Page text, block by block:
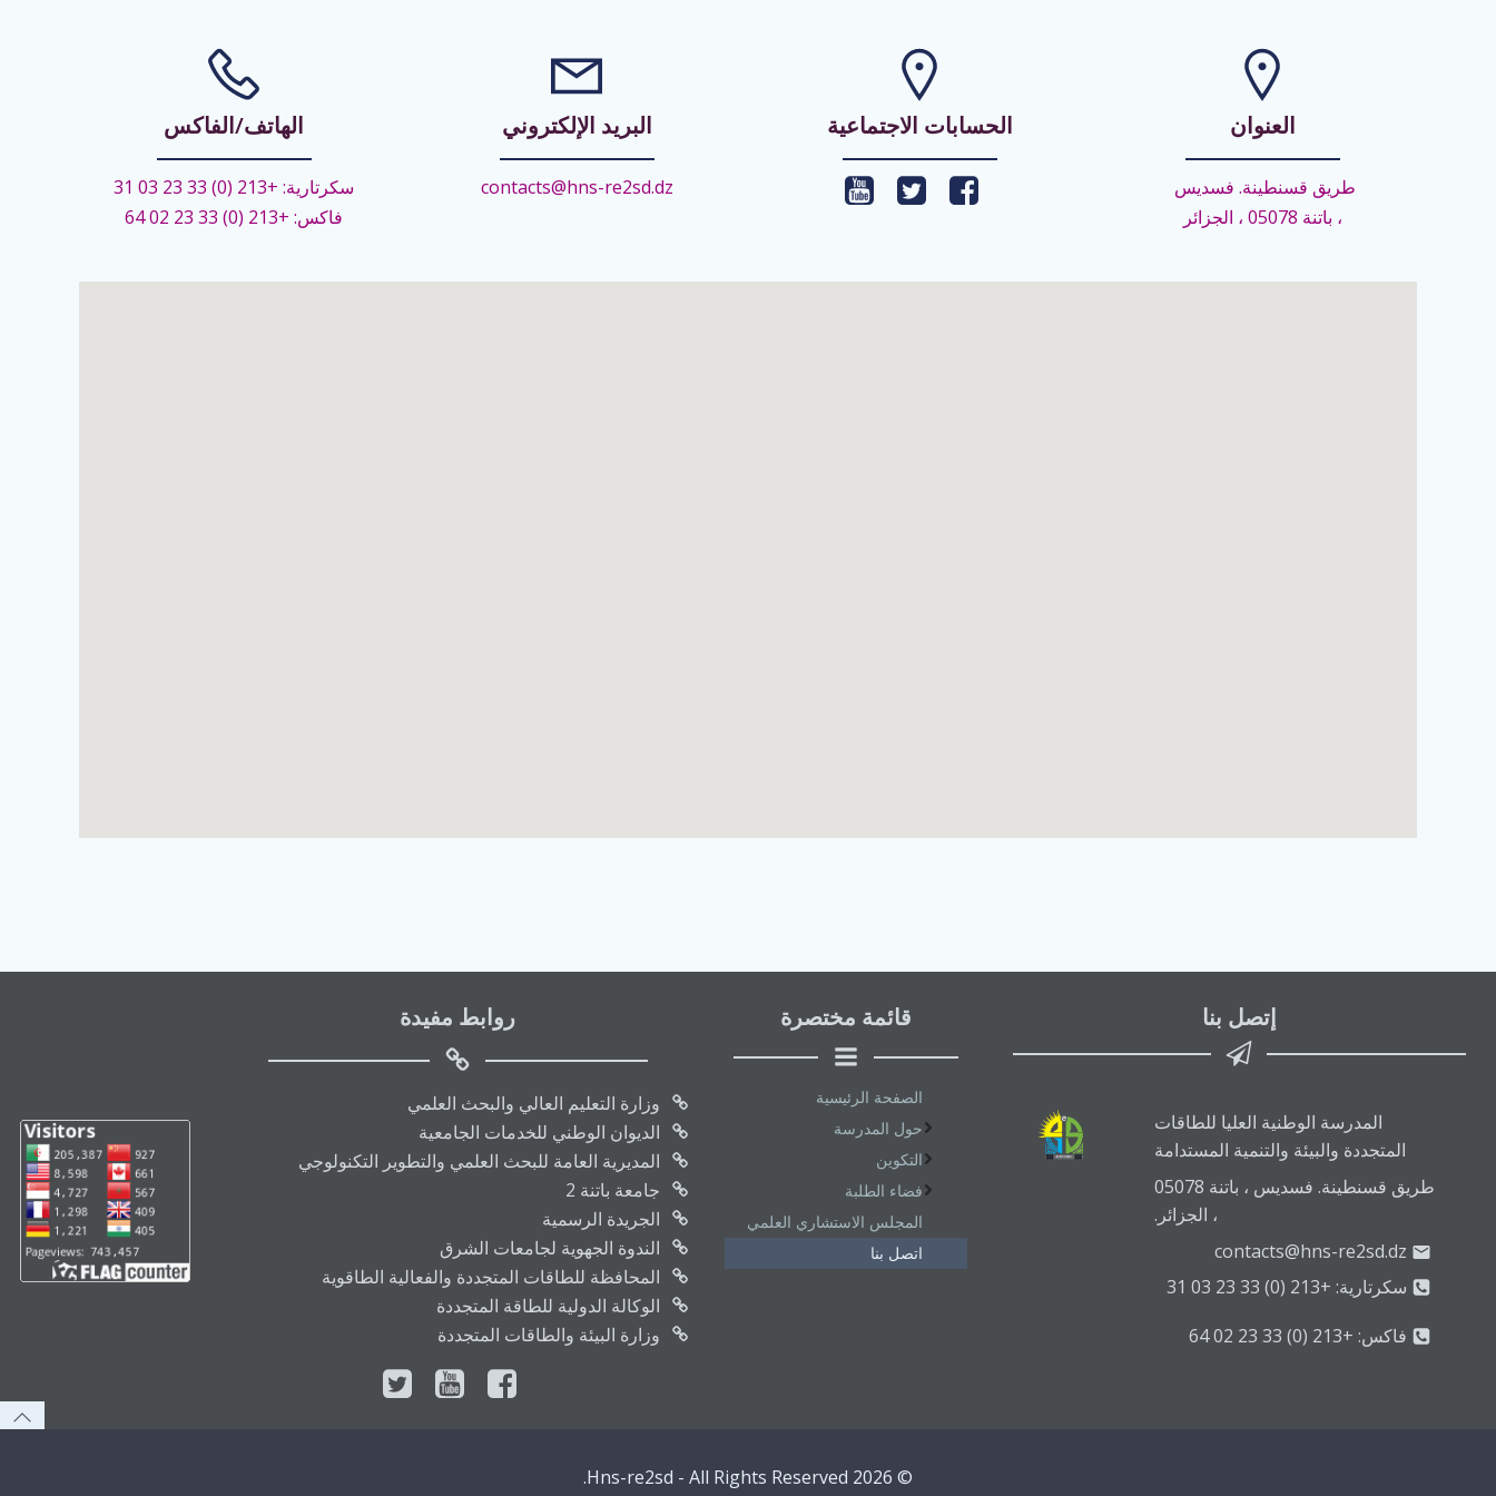
العنوان
طريق قسنطينة. فسديس
، باتنة 05078 ، الجزائر
الحسابات الاجتماعية البريد الإلكتروني
contacts@hns-re2sd.dz
الهاتف/الفاكس
سكرتارية: +213 (0) 33 23 03 31
فاكس: +213 (0) 33 23 02 64
إتصل بنا
المدرسة الوطنية العليا للطاقات
المتجددة والبيئة والتنمية المستدامة
طريق قسنطينة. فسديس ، باتنة 05078
، الجزائر.
contacts@hns-re2sd.dz
سكرتارية: +213 (0) 33 23 03 31
فاكس: +213 (0) 33 23 02 64
قائمة مختصرة
الصفحة الرئيسية
حول المدرسة
التكوين
فضاء الطلبة
المجلس الاستشاري العلمي
اتصل بنا
روابط مفيدة
وزارة التعليم العالي والبحث العلمي
الديوان الوطني للخدمات الجامعية
المديرية العامة للبحث العلمي والتطوير التكنولوجي
جامعة باتنة 2
الجريدة الرسمية
الندوة الجهوية لجامعات الشرق
المحافظة للطاقات المتجددة والفعالية الطاقوية
الوكالة الدولية للطاقة المتجددة
وزارة البيئة والطاقات المتجددة
© 2026 Hns-re2sd - All Rights Reserved.